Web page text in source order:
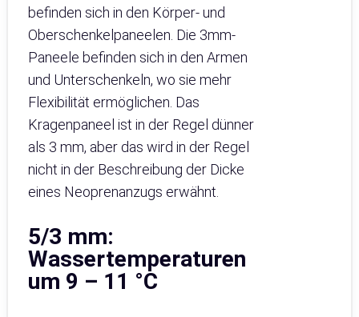
befinden sich in den Körper- und
Oberschenkelpaneelen. Die 3mm-
Paneele befinden sich in den Armen
und Unterschenkeln, wo sie mehr
Flexibilität ermöglichen. Das
Kragenpaneel ist in der Regel dünner
als 3 mm, aber das wird in der Regel
nicht in der Beschreibung der Dicke
eines Neoprenanzugs erwähnt.
5/3 mm:
Wassertemperaturen
um 9 – 11 °C